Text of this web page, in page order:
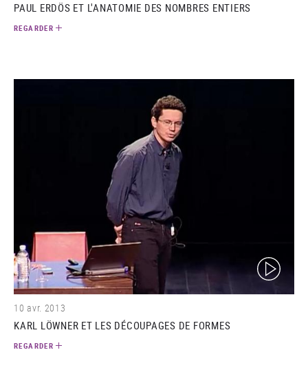
PAUL ERDÖS ET L'ANATOMIE DES NOMBRES ENTIERS
REGARDER
(video)
10 avr. 2013
KARL LÖWNER ET LES DÉCOUPAGES DE FORMES
REGARDER